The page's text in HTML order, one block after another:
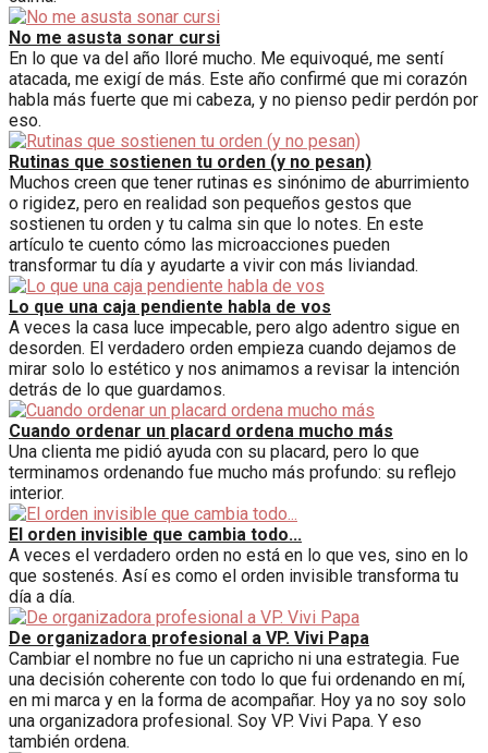
No me asusta sonar cursi
En lo que va del año lloré mucho. Me equivoqué, me sentí
atacada, me exigí de más. Este año confirmé que mi corazón
habla más fuerte que mi cabeza, y no pienso pedir perdón por
eso.
Rutinas que sostienen tu orden (y no pesan)
Muchos creen que tener rutinas es sinónimo de aburrimiento
o rigidez, pero en realidad son pequeños gestos que
sostienen tu orden y tu calma sin que lo notes. En este
artículo te cuento cómo las microacciones pueden
transformar tu día y ayudarte a vivir con más liviandad.
Lo que una caja pendiente habla de vos
A veces la casa luce impecable, pero algo adentro sigue en
desorden. El verdadero orden empieza cuando dejamos de
mirar solo lo estético y nos animamos a revisar la intención
detrás de lo que guardamos.
Cuando ordenar un placard ordena mucho más
Una clienta me pidió ayuda con su placard, pero lo que
terminamos ordenando fue mucho más profundo: su reflejo
interior.
El orden invisible que cambia todo...
A veces el verdadero orden no está en lo que ves, sino en lo
que sostenés. Así es como el orden invisible transforma tu
día a día.
De organizadora profesional a VP. Vivi Papa
Cambiar el nombre no fue un capricho ni una estrategia. Fue
una decisión coherente con todo lo que fui ordenando en mí,
en mi marca y en la forma de acompañar. Hoy ya no soy solo
una organizadora profesional. Soy VP. Vivi Papa. Y eso
también ordena.